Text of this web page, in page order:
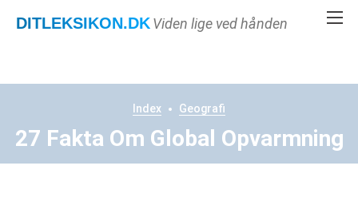
DITLEKSIKON.DKViden lige ved hånden
Index Geografi
27 Fakta Om Global Opvarmning